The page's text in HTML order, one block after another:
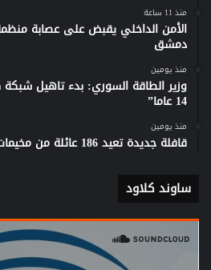
منذ 11 ساعة
الأمن الداخلي يقبض على عصابة
دمشق
منذ يومين
وزير الطاقة السوري: بدء تاهيل
14 عاما”
منذ يومين
قافلة جديدة تعيد 186 عائلة من مخيمات الشمال إلى ريف حماة
ساوند كلاود